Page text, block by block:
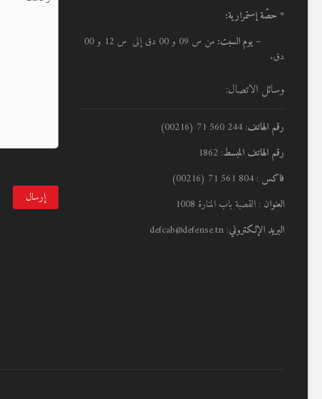
* حصّة إستمرارية:
– يوم السبت:
من س 09 و 00 دق إلى س 12 و 00
دق.
وسائل الاتصال:
رقم الهاتف: 244 560 71 (00216)
رقم الهاتف المبسط: 1862
فاكس : 804 561 71 (00216)
العنوان : القصبة باب المنارة 1008
البريد الإلكتروني: defcab@defense.tn